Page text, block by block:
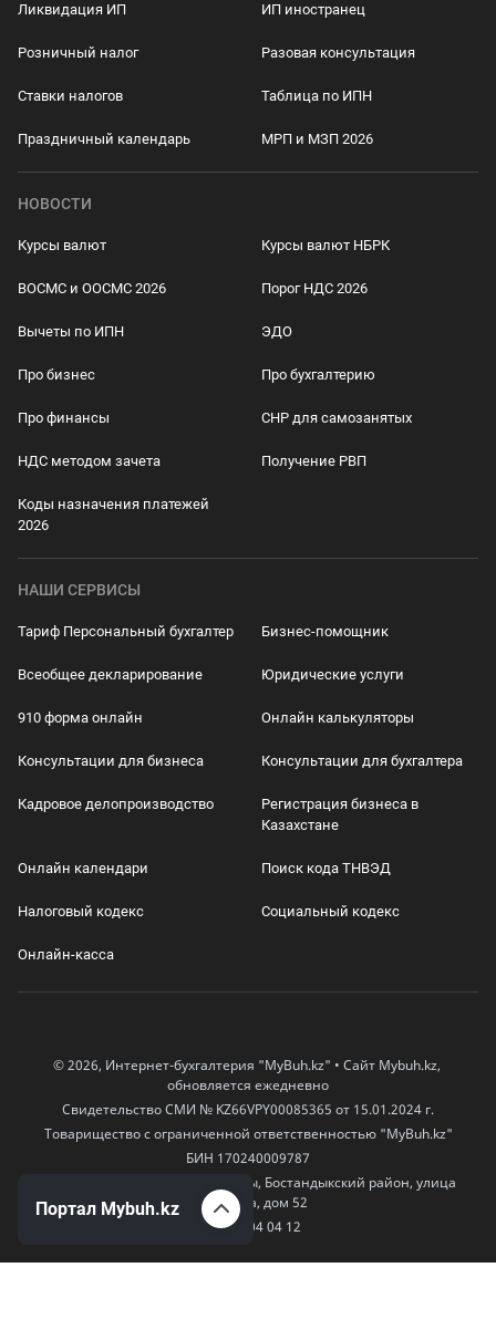
Ликвидация ИП ИП иностранец
Розничный налог Разовая консультация
Ставки налогов Таблица по ИПН
Праздничный календарь МРП и МЗП 2026
НОВОСТИ
Курсы валют Курсы валют НБРК
ВОСМС и ООСМС 2026 Порог НДС 2026
Вычеты по ИПН ЭДО
Про бизнес Про бухгалтерию
Про финансы СНР для самозанятых
НДС методом зачета Получение РВП
Коды назначения платежей
2026
НАШИ СЕРВИСЫ
Тариф Персональный бухгалтер Бизнес-помощник
Всеобщее декларирование Юридические услуги
910 форма онлайн Онлайн калькуляторы
Консультации для бизнеса Консультации для бухгалтера
Кадровое делопроизводство
Регистрация бизнеса в
Казахстане
Онлайн календари Поиск кода ТНВЭД
Налоговый кодекс Социальный кодекс
Онлайн-касса
© 2026, Интернет-бухгалтерия "MyBuh.kz" • Сайт Mybuh.kz,
обновляется ежедневно
Свидетельство СМИ № KZ66VPY00085365 от 15.01.2024 г.
Товарищество с ограниченной ответственностью "MyBuh.kz"
БИН 170240009787
050000, Казахстан, город Алматы, Бостандыкский район, улица
Егизбаева, дом 52
+7 777 504 04 12
Портал Mybuh.kz